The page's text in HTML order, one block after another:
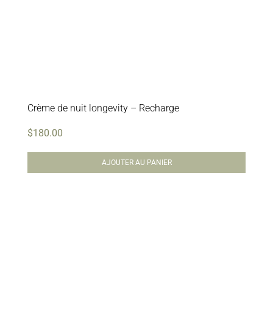
Crème de nuit longevity – Recharge
$180.00
AJOUTER AU PANIER